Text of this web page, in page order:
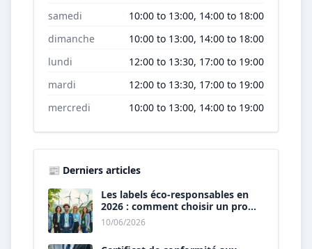
samedi
10:00 to 13:00, 14:00 to 18:00
dimanche
10:00 to 13:00, 14:00 to 18:00
lundi
12:00 to 13:30, 17:00 to 19:00
mardi
12:00 to 13:30, 17:00 to 19:00
mercredi
10:00 to 13:00, 14:00 to 19:00
📰 Derniers articles
Les labels éco-responsables en
2026 : comment choisir un pro
« vert » ?
10/06/2026